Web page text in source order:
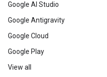
Google AI Studio
Google Antigravity
Google Cloud
Google Play
View all